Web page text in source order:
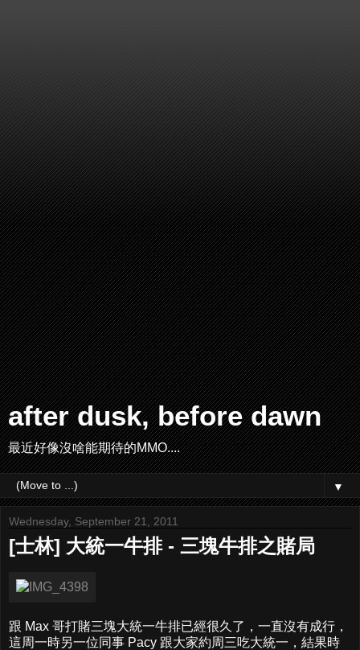
after dusk, before dawn
最近好像沒啥能期待的MMO....
▼
Wednesday, September 21, 2011
[士林] 大統一牛排 - 三塊牛排之賭局
跟 Max 哥打賭三塊大統一牛排已經很久了，一直沒有成行，
這周一時另一位同事 Pacy 跟大家約周三吃大統一，結果時